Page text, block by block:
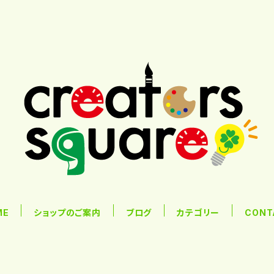
ショップのご案内 ブログ カテゴリー